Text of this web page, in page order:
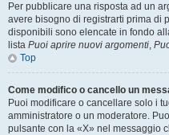
Per pubblicare una risposta ad un
avere bisogno di registrarti prima di
disponibili sono elencate in fondo
lista Puoi aprire nuovi argomenti,
Top
Come modifico o cancello un
Puoi modificare o cancellare solo i
amministratore o un moderatore.
pulsante con la «X» nel messaggio